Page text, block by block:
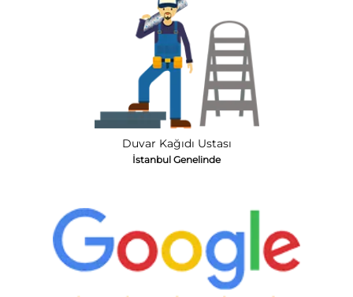
Duvar Kağıdı Ustası
İstanbul Genelinde